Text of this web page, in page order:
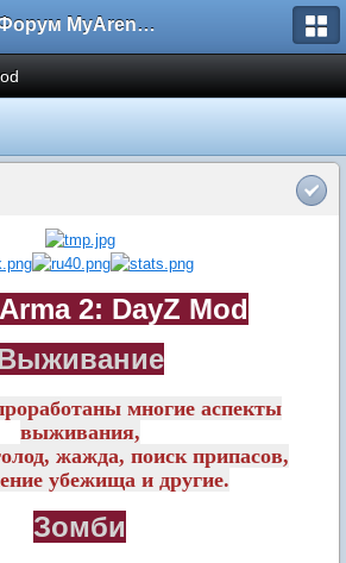
Форум MyArena.ru
2: DayZ Mod
многие аспекты
выживания,
жажда, поиск припасов,
убежища и другие.
Зомби